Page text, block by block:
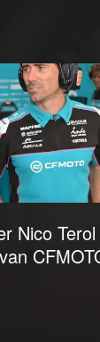
Nico Terol